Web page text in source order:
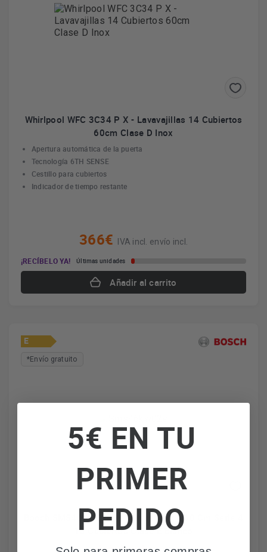
Whirlpool WFC 3C34 P X - Lavavajillas 14 Cubiertos
60cm Clase D Inox
Apertura automática de la puerta
Tecnología 6TH SENSE
Cestillo para cubiertos
Indicador de tiempo restante
366€
IVA incl. envío incl.
¡RECÍBELO YA!
Últimas unidades
Añadir al carrito
E
*Envío gratuito
Bosch SMS46KW02E - Lavavajillas de 60 Cm Serie 4
13 Cubiertos Clase E Blanco
5 (1)
5€ EN TU
PRIMER
PEDIDO